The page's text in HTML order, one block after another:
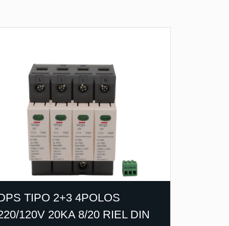
TIPO 2+3 4POLOS
120V 20KA 8/20 RIEL DIN